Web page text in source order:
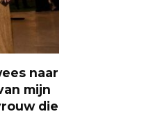
naar
mijn
die